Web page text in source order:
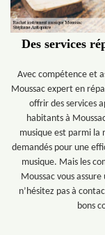
Des services
Avec compétence et
Moussac expert en
offrir des services
habitants à
musique est parmi la
demandés pour une
musique. Mais les
Moussac vous
n’hésitez pas à
bons